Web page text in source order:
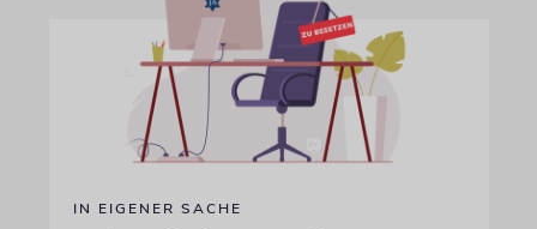
IN EIGENER SACHE